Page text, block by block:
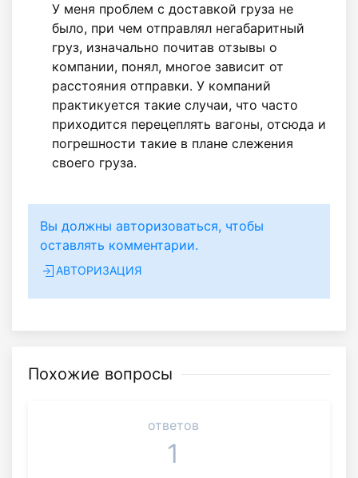
У меня проблем с доставкой груза не
было, при чем отправлял негабаритный
груз, изначально почитав отзывы о
компании, понял, многое зависит от
расстояния отправки. У компаний
практикуется такие случаи, что часто
приходится перецеплять вагоны, отсюда и
погрешности такие в плане слежения
своего груза.
Вы должны авторизоваться, чтобы
оставлять комментарии.
АВТОРИЗАЦИЯ
Похожие вопросы
ответов
1